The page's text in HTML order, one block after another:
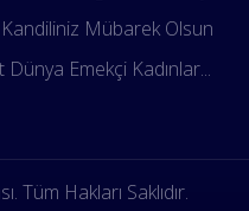
Mübarek Olsun
Emekçi Kadınlar...
Tüm Hakları Saklıdır.